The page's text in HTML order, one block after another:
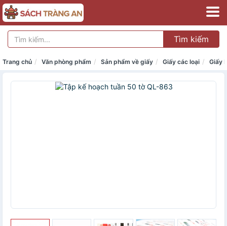
Tìm kiếm
Trang chủ Văn phòng phẩm Sản phẩm về giấy Giấy các loại Giấy